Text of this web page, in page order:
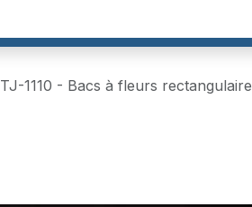
TJ-1110 - Bacs à fleurs